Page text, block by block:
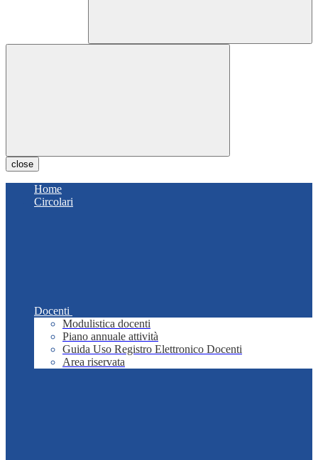
close
Home
Circolari
Docenti
Modulistica docenti
Piano annuale attività
Guida Uso Registro Elettronico Docenti
Area riservata